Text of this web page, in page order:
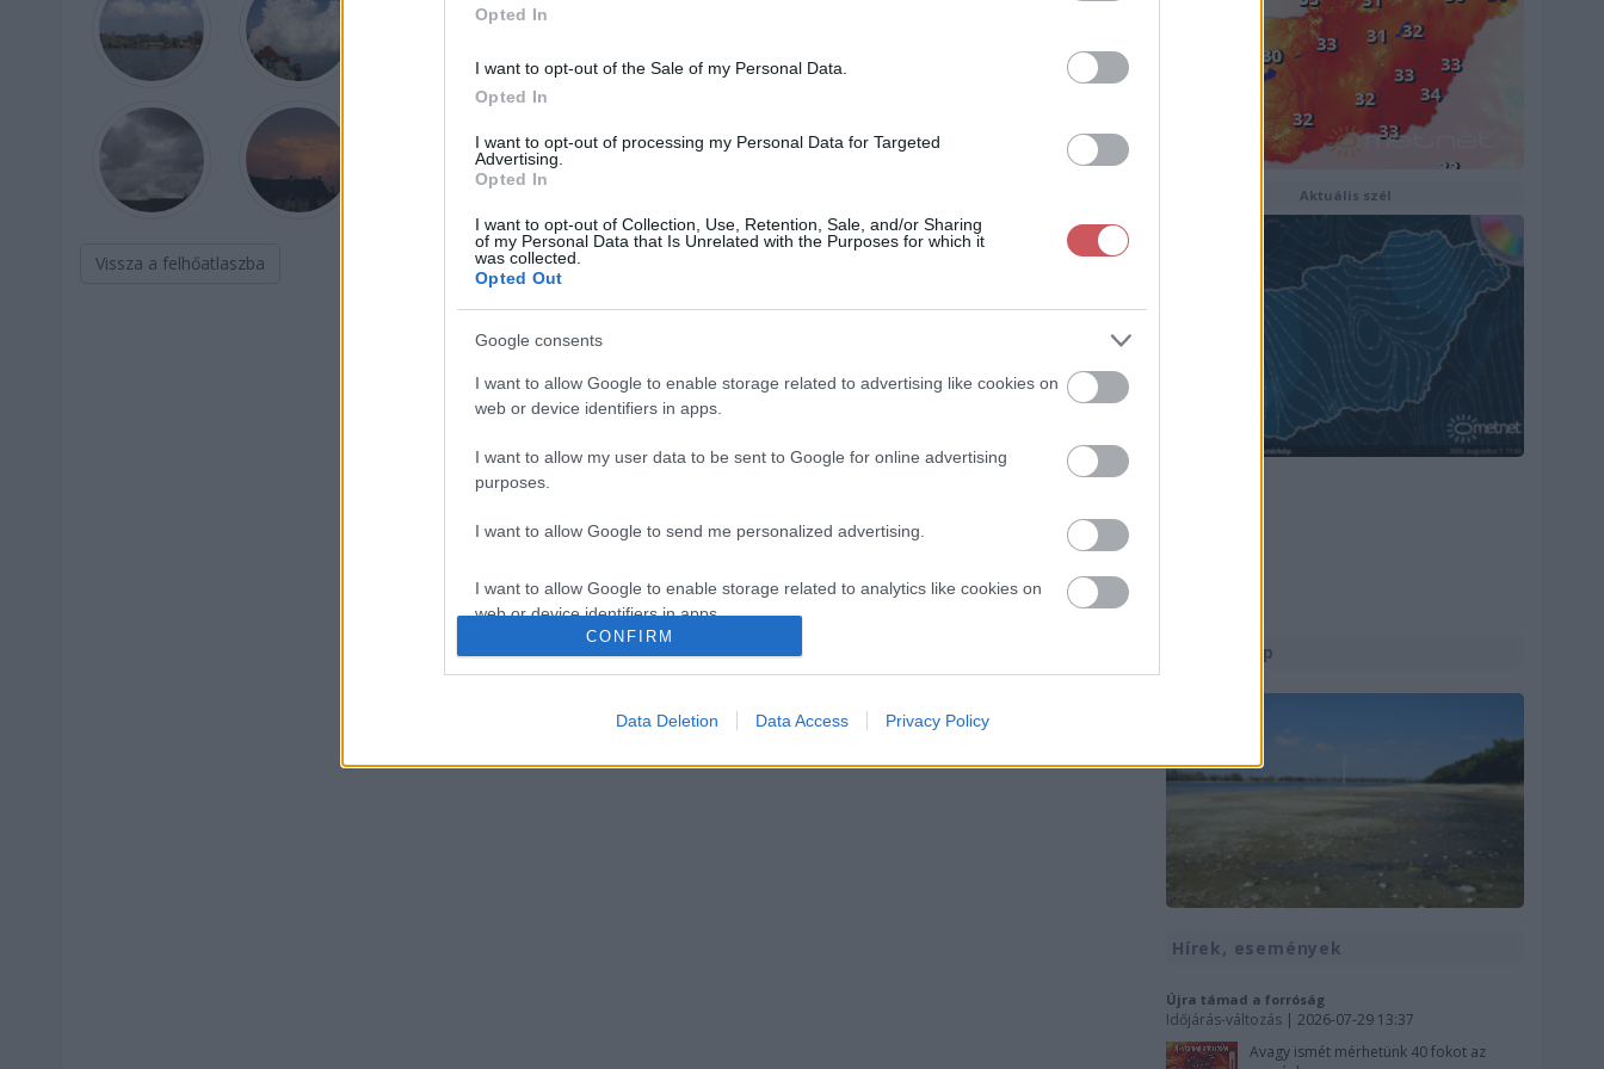
Opted In
I want to opt-out of the Sale of my Personal Data.
Opted In
I want to opt-out of processing my Personal Data for Targeted
Advertising.
Opted In
I want to opt-out of Collection, Use, Retention, Sale, and/or Sharing
of my Personal Data that Is Unrelated with the Purposes for which it
was collected.
Opted Out
Google consents
I want to allow Google to enable storage related to advertising like cookies on
web or device identifiers in apps.
I want to allow my user data to be sent to Google for online advertising
purposes.
I want to allow Google to send me personalized advertising.
I want to allow Google to enable storage related to analytics like cookies on
web or device identifiers in apps.
I want to allow Google to enable storage related to functionality of the website
I want to allow Google to enable storage related to personalization.
CONFIRM
Data Deletion Data Access Privacy Policy
Vissza a felhőatlaszba
Aktuális szél
Utolsó kép
Hírek, események
Újra támad a forróság
Időjárás-változás | 2026-07-29 13:37
Avagy ismét mérhetünk 40 fokot az